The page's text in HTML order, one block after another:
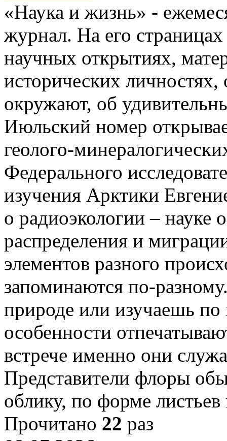
«Наука и жизнь» -
журнал. На его
научных открытиях,
исторических
окружают, об
Июльский номер
геолого-
Федерального
изучения Арктики
о радиоэкологии – науке
распределения и
элементов разного
запоминаются по-
природе или изучаешь
особенности
встрече именно они
Представители флоры
облику, по форме
Прочитано 22 раз